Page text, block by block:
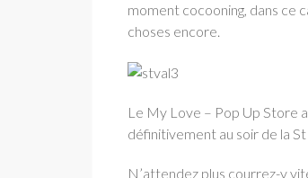
moment cocooning, dans ce
choses encore.
Le My Love – Pop Up Store
définitivement au soir de la
N’attendez plus courrez-y